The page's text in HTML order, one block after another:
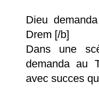
Dieu
Drem [/b]
Dans une
demanda au
avec succes